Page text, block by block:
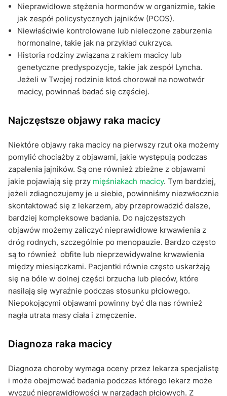
Nieprawidłowe stężenia hormonów w organizmie, takie
jak zespół policystycznych jajników (PCOS).
Niewłaściwie kontrolowane lub nieleczone zaburzenia
hormonalne, takie jak na przykład cukrzyca.
Historia rodziny związana z rakiem macicy lub
genetyczne predyspozycje, takie jak zespół Lyncha.
Jeżeli w Twojej rodzinie ktoś chorował na nowotwór
macicy, powinnaś badać się częściej.
Najczęstsze objawy raka macicy
Niektóre objawy raka macicy na pierwszy rzut oka możemy
pomylić chociażby z objawami, jakie występują podczas
zapalenia jajników. Są one również zbieżne z objawami
jakie pojawiają się przy mięśniakach macicy. Tym bardziej,
jeżeli zdiagnozujemy je u siebie, powinniśmy niezwłocznie
skontaktować się z lekarzem, aby przeprowadzić dalsze,
bardziej kompleksowe badania. Do najczęstszych
objawów możemy zaliczyć nieprawidłowe krwawienia z
dróg rodnych, szczególnie po menopauzie. Bardzo często
są to również obfite lub nieprzewidywalne krwawienia
między miesiączkami. Pacjentki równie często uskarżają
się na bóle w dolnej części brzucha lub pleców, które
nasilają się wyraźnie podczas stosunku płciowego.
Niepokojącymi objawami powinny być dla nas również
nagła utrata masy ciała i zmęczenie.
Diagnoza raka macicy
Diagnoza choroby wymaga oceny przez lekarza specjalistę
i może obejmować badania podczas którego lekarz może
wyczuć nieprawidłowości w narządach płciowych. Z